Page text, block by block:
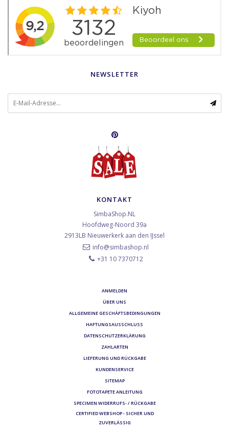
NEWSLETTER
KONTAKT
SimbaShop.NL
Hoofdweg-Noord 39a
2913LB Nieuwerkerk aan den IJssel
info@simbashop.nl
+31 10 7370712
ANMELDEN
ÜBER UNS
ALLGEMEINE GESCHÄFTSBEDINGUNGEN
HAFTUNGSAUSSCHLUSS
DATENSCHUTZERKLÄRUNG
ZAHLARTEN
LIEFERUNG UND RÜCKGABE
KUNDENSERVICE
SITEMAP
FOTOTAPETE ANLEITUNG
SPECIMEN WIDERRUFS- / RÜCKGABE
CERTIFIED WEBSHOP - SICHER UND
ZUVERLÄSSIG